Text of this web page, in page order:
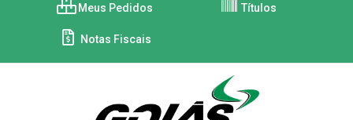
Meus Pedidos Títulos
Notas Fiscais